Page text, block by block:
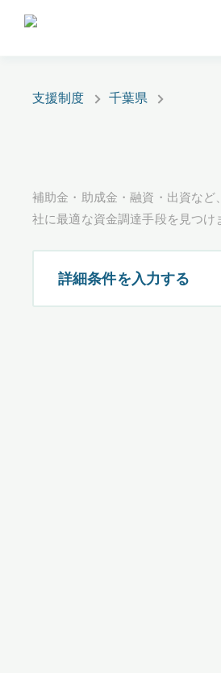
支援制度 千葉県
補助金・助成金・融資・出資な
社に最適な資金調達手段を見つけ
詳細条件を入力する